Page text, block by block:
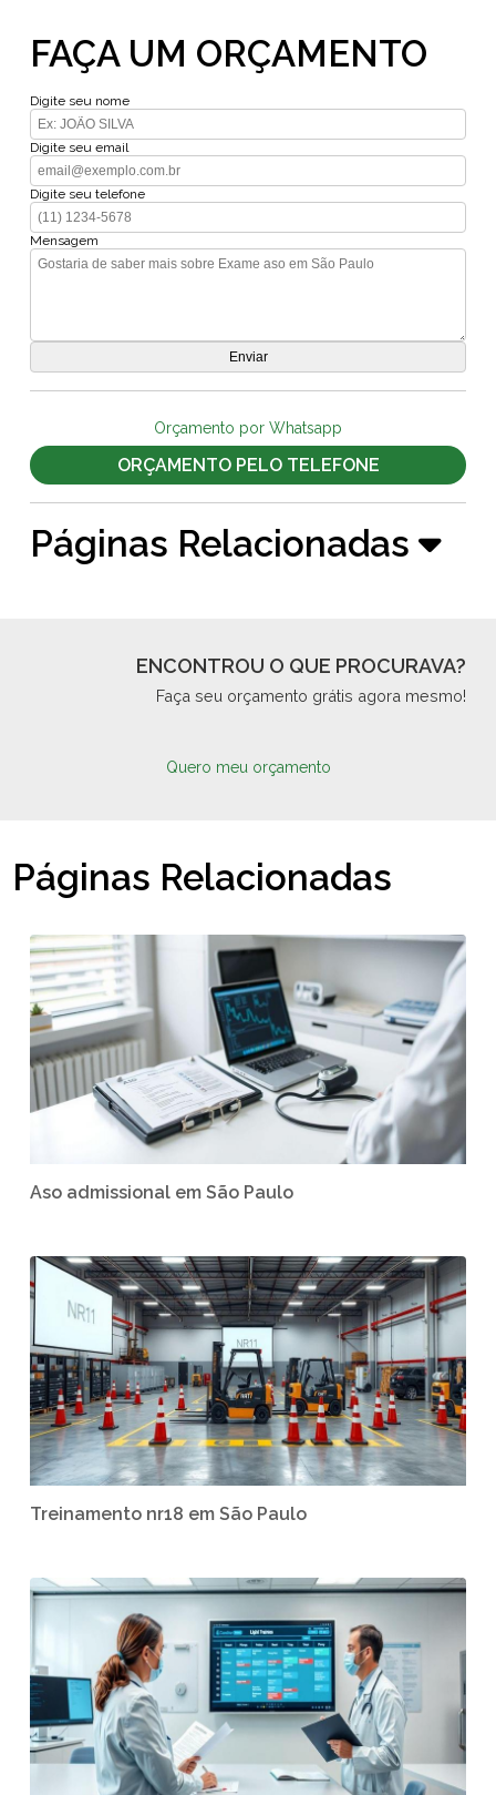
FAÇA UM ORÇAMENTO
Digite seu nome
Digite seu email
Digite seu telefone
Mensagem
Orçamento por Whatsapp
ORÇAMENTO PELO TELEFONE
Páginas Relacionadas
ENCONTROU O QUE PROCURAVA?
Faça seu orçamento grátis agora mesmo!
Quero meu orçamento
Páginas Relacionadas
Aso admissional em São Paulo
Treinamento nr18 em São Paulo